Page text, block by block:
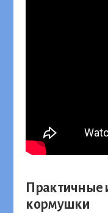
Практичные
кормушки